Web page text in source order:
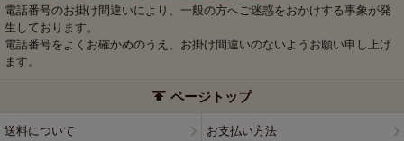
電話番号のお掛け間違いにより、一般の方へご迷惑をおかけする事象が発
生しております。
電話番号をよくお確かめのうえ、お掛け間違いのないようお願い申し上げ
ます。
ページトップ
送料について お支払い方法